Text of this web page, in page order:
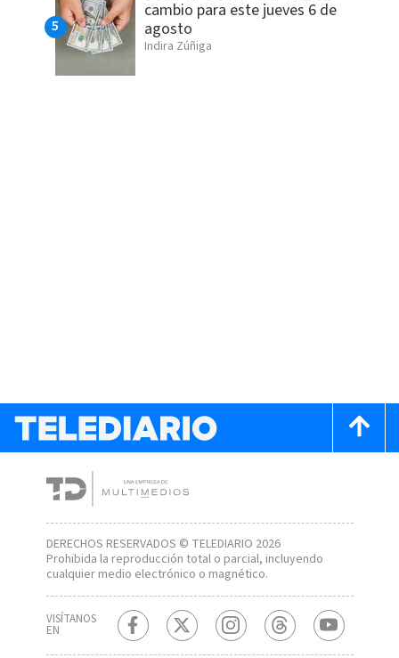
cambio para este jueves 6 de
agosto
Indira Zúñiga
DERECHOS RESERVADOS © TELEDIARIO 2026
Prohibida la reproducción total o parcial, incluyendo
cualquier medio electrónico o magnético.
VISÍTANOS
EN